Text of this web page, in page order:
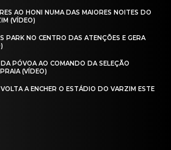
AO HONI NUMA DAS MAIORES NOITES DO
(VÍDEO)
PARK NO CENTRO DAS ATENÇÕES E GERA
PÓVOA AO COMANDO DA SELEÇÃO
(VÍDEO)
A ENCHER O ESTÁDIO DO VARZIM ESTE